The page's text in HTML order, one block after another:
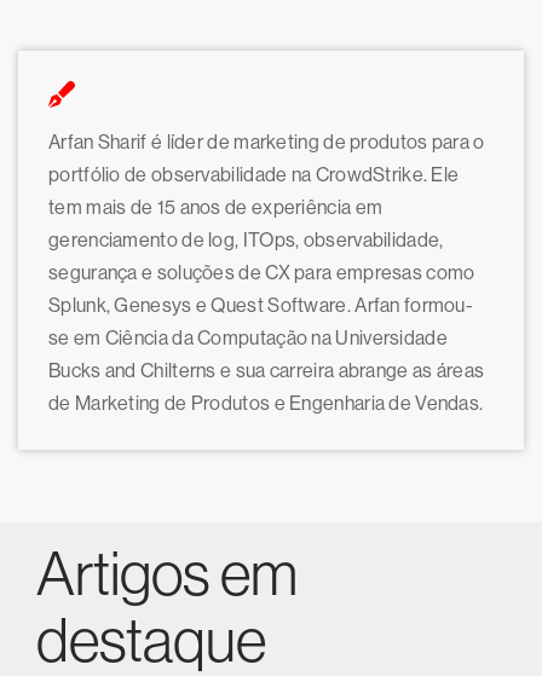
Arfan Sharif é líder de marketing de produtos para o
portfólio de observabilidade na CrowdStrike. Ele
tem mais de 15 anos de experiência em
gerenciamento de log, ITOps, observabilidade,
segurança e soluções de CX para empresas como
Splunk, Genesys e Quest Software. Arfan formou-
se em Ciência da Computação na Universidade
Bucks and Chilterns e sua carreira abrange as áreas
de Marketing de Produtos e Engenharia de Vendas.
Artigos em
destaque